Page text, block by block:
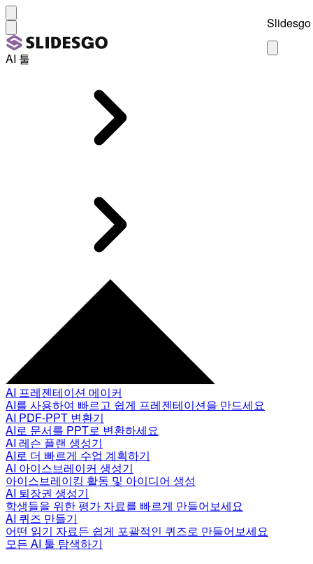
AI 툴
AI 프레젠테이션 메이커
AI를 사용하여 빠르고 쉽게 프레젠테이션을 만드세요
AI PDF-PPT 변환기
AI로 문서를 PPT로 변환하세요
AI 레슨 플랜 생성기
AI로 더 빠르게 수업 계획하기
AI 아이스브레이커 생성기
아이스브레이킹 활동 및 아이디어 생성
AI 퇴장권 생성기
학생들을 위한 평가 자료를 빠르게 만들어보세요
AI 퀴즈 만들기
어떤 읽기 자료든 쉽게 포괄적인 퀴즈로 만들어보세요
모든 AI 툴 탐색하기